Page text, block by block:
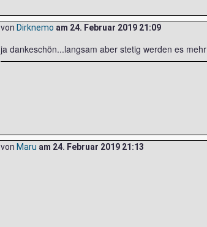
von Dirknemo am 24. Februar 2019 21:09
ja dankeschön...langsam aber stetig werden es mehr
von Maru am 24. Februar 2019 21:13